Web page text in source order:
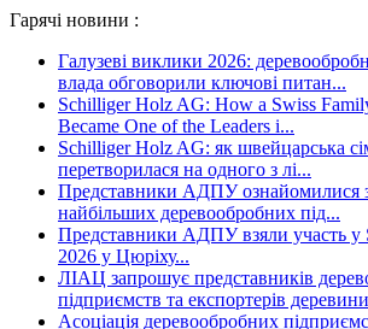
Гарячі новини :
Галузеві виклики 2026:
влада обговорили ключові питан...
Schilliger Holz AG: How a Swiss
Became One of the Leaders i...
Schilliger Holz AG: як швейцарська
перетворилася на одного з лі...
Представники АДПУ ознайомилися з
найбільших деревообробних під...
Представники АДПУ взяли участь у
2026 у Цюріху...
ЛІАЦ запрошує представників
підприємств та експортерів
Асоціація деревообробних